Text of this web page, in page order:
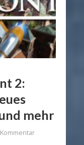
2:
mehr